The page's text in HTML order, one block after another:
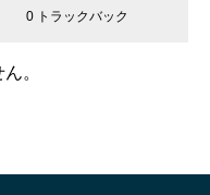
0 トラックバック
。